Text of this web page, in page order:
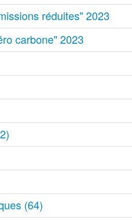
réduites" 2023
carbone" 2023
(64)